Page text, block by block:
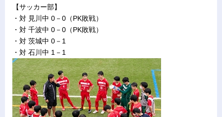
【サッカー部】
・対 見川中 0－0（PK敗戦）
・対 千波中 0－0（PK敗戦）
・対 茨城中 0－1
・対 石川中 1－1